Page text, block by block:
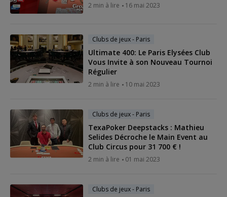
2 min à lire 16 mai 2023
Clubs de jeux - Paris
Ultimate 400: Le Paris Elysées Club
Vous Invite à son Nouveau Tournoi
Régulier
2 min à lire 10 mai 2023
Clubs de jeux - Paris
TexaPoker Deepstacks : Mathieu
Selides Décroche le Main Event au
Club Circus pour 31 700 € !
2 min à lire 01 mai 2023
Clubs de jeux - Paris